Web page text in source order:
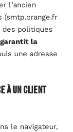
l’ancien
(smtp.orange.fr
des politiques
la
une adresse
à un client
le navigateur,